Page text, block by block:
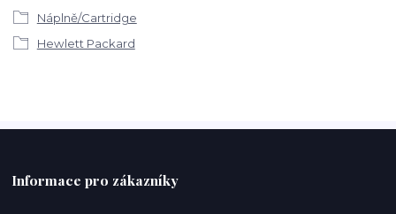
Náplně/Cartridge
Hewlett Packard
Informace pro zákazníky